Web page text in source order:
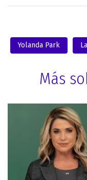
Yolanda Park
Más